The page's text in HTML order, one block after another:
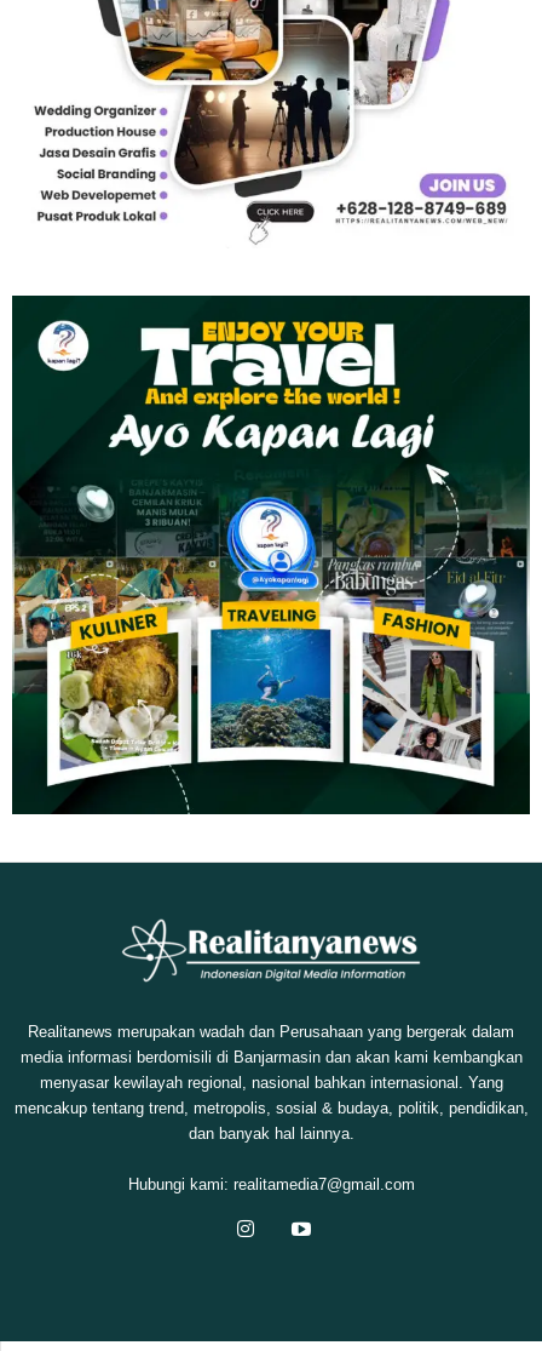
Realitanews merupakan wadah dan Perusahaan yang bergerak dalam
media informasi berdomisili di Banjarmasin dan akan kami kembangkan
menyasar kewilayah regional, nasional bahkan internasional. Yang
mencakup tentang trend, metropolis, sosial & budaya, politik, pendidikan,
dan banyak hal lainnya.
Hubungi kami: realitamedia7@gmail.com